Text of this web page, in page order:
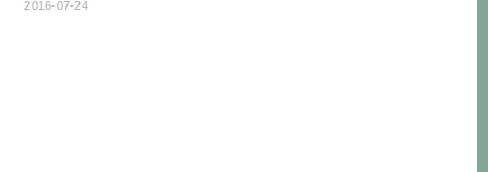
參拜的寺廟，不如說是一個美術館，因為所有來這的人，應
2016-07-24